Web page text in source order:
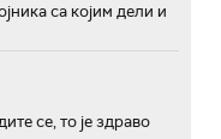
са којим дели и
се, то је здраво